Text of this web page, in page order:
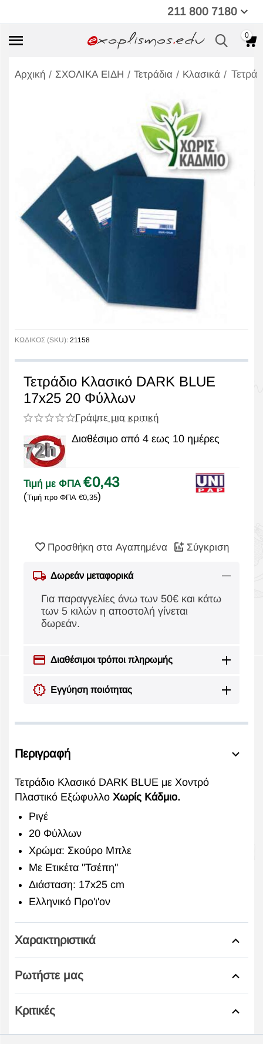
211 800 7180
0
Αρχική / ΣΧΟΛΙΚΑ ΕΙΔΗ / Τετράδια / Κλασικά /
ΚΩΔΙΚΟΣ (SKU): 21158
Τετράδιο Κλασικό DARK BLUE
17x25 20 Φύλλων
Γράψτε μια κριτική
Διαθέσιμο από 4 εως 10 ημέρες
Τιμή με ΦΠΑ €0,43
(Τιμή προ ΦΠΑ €0,35)
Προσθήκη στα Αγαπημένα Σύγκριση
Δωρεάν μεταφορικά
Για παραγγελίες άνω των 50€ και κάτω
των 5 κιλών η αποστολή γίνεται
δωρεάν.
Διαθέσιμοι τρόποι πληρωμής
Εγγύηση ποιότητας
Περιγραφή
Τετράδιο Κλασικό DARK BLUE με Χοντρό
Πλαστικό Εξώφυλλο Χωρίς Κάδμιο.
Ριγέ
20 Φύλλων
Χρώμα: Σκούρο Μπλε
Με Ετικέτα ''Τσέπη''
Διάσταση: 17x25 cm
Ελληνικό Προ'ι'ον
Χαρακτηριστικά
Ρωτήστε μας
Κριτικές